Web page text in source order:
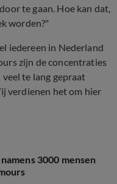
te gaan. Hoe kan dat,
worden?"
iedereen in Nederland
zijn de concentraties
te lang gepraat
verdienen het om hier
3000 mensen